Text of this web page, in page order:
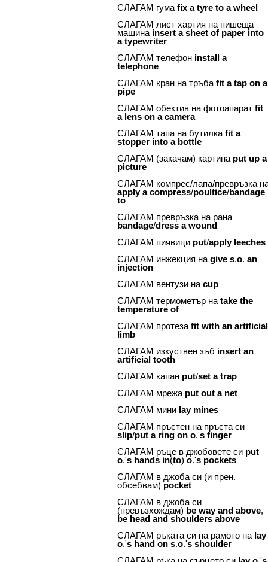
СЛАГАМ гумаfix a tyre to a wheel
СЛАГАМ лист хартия на пишеща
машина insert a sheet of paper into
a typewriter
СЛАГАМ телефон install
a
telephone
СЛАГАМ кран на тръбаfit a tap on a
pipe
СЛАГАМ обектив на фотоапаратfit
a lens on a camera
СЛАГАМ тапа на бутилкаfit a
stopper into a bottle
СЛАГАМ (закачам) картина put up a
picture
СЛАГАМ компрес/лапа/превръзка
apply a compress/poultice/bandage
to
СЛАГАМ превръзка на рана
bandage/dress a wound
СЛАГАМ пиявици put/apply leeches
СЛАГАМ инжекция наgive s.o.an
injection
СЛАГАМ вентузи наcup
СЛАГАМ термометър наtake the
temperature of
СЛАГАМ протезаfit with an artificial
limb
СЛАГАМ изкуствен зъб insert an
artificial tooth
СЛАГАМ капан put/set a trap
СЛАГАМ мрежа put out a net
СЛАГАМ мини lay mines
СЛАГАМ пръстен на пръста си
slip/put a ring on o.'s finger
СЛАГАМ ръце в джобовете си put
o.'s hands in(to)o.'s pockets
СЛАГАМ в джоба си (и прен.
обсебвам) pocket
СЛАГАМ в джоба си
(превъзхождам) be way and above,
be head and shoulders above
СЛАГАМ ръката си на рамото на lay
o.'s hand on s.o.'s shoulder